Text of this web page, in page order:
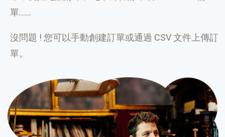
單……
沒問題 ! 您可以手動創建訂單或通過 CSV 文件上傳訂
單。